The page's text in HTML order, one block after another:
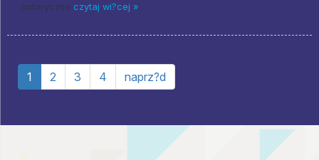
notoryczne czytaj wi?cej »
1 2 3 4 naprz?d